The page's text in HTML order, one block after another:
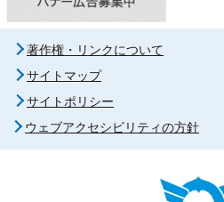
著作権・リンクについて
サイトマップ
サイトポリシー
ウェブアクセシビリティの方針